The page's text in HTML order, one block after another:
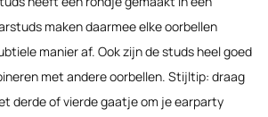
maken daarmee elke oorbellen
manier af. Ook zijn de studs heel goed
met andere oorbellen. Stijltip: draag
derde of vierde gaatje om je earparty